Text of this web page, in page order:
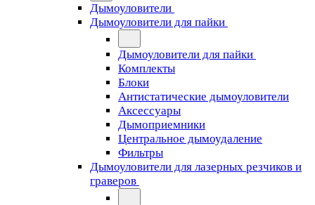
Дымоуловители
Дымоуловители для пайки
Дымоуловители для пайки
Комплекты
Блоки
Антистатические дымоуловители
Аксессуары
Дымоприемники
Центральное дымоудаление
Фильтры
Дымоуловители для лазерных резчиков и
граверов